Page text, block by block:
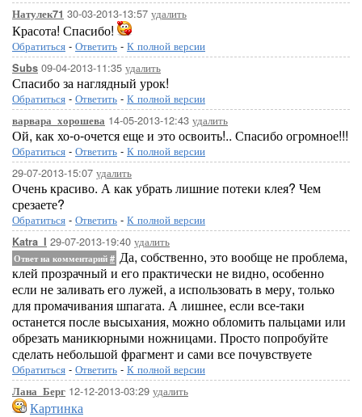
Натулек71 30-03-2013-13:57 удалить
Красота! Спасибо!
Обратиться - Ответить - К полной версии
Subs 09-04-2013-11:35 удалить
Спасибо за наглядный урок!
Обратиться - Ответить - К полной версии
варвара_хорошева 14-05-2013-12:43 удалить
Ой, как хо-о-очется еще и это освоить!.. Спасибо огромное!!!
Обратиться - Ответить - К полной версии
29-07-2013-15:07 удалить
Очень красиво. А как убрать лишние потеки клея? Чем
срезаете?
Обратиться - Ответить - К полной версии
Katra_I 29-07-2013-19:40 удалить
Ответ на комментарий # Да, собственно, это вообще не проблема,
клей прозрачный и его практически не видно, особенно
если не заливать его лужей, а использовать в меру, только
для промачивания шпагата. А лишнее, если все-таки
останется после высыхания, можно обломить пальцами или
обрезать маникюрными ножницами. Просто попробуйте
сделать небольшой фрагмент и сами все почувствуете
Обратиться - Ответить - К полной версии
Лана_Берг 12-12-2013-03:29 удалить
Картинка